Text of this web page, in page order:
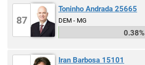
87
Toninho Andrada 25665
DEM - MG
0.38%
Iran Barbosa 15101